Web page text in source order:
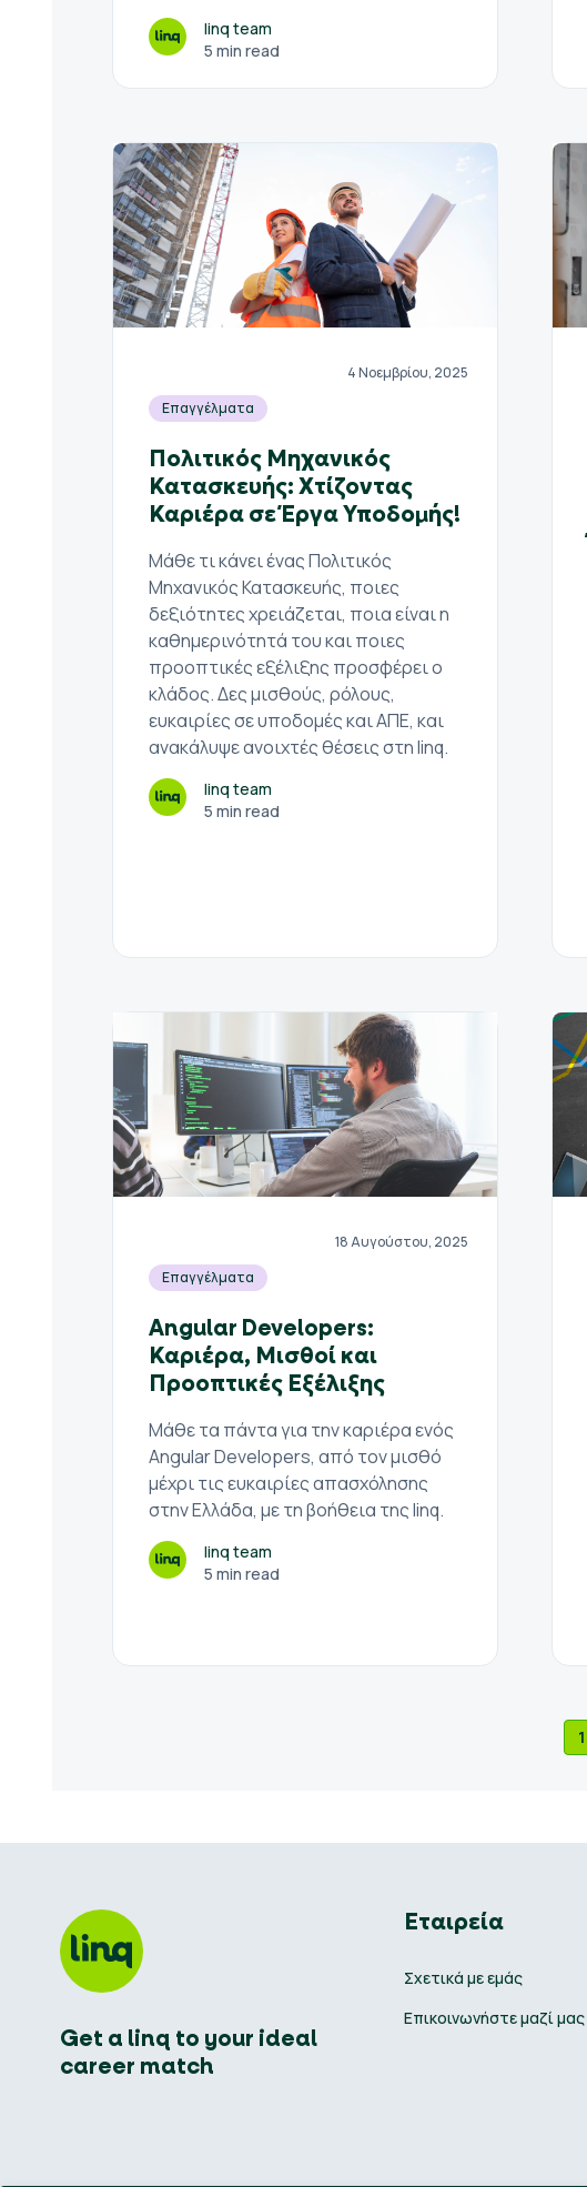
linq team
5 min read
4 Νοεμβρίου, 2025
Επαγγέλματα
Πολιτικός Μηχανικός
Κατασκευής: Χτίζοντας
Καριέρα σε Έργα Υποδομής!
Μάθε τι κάνει ένας Πολιτικός
Μηχανικός Κατασκευής, ποιες
δεξιότητες χρειάζεται, ποια είναι η
καθημερινότητά του και ποιες
προοπτικές εξέλιξης προσφέρει ο
κλάδος. Δες μισθούς, ρόλους,
ευκαιρίες σε υποδομές και ΑΠΕ, και
ανακάλυψε ανοιχτές θέσεις στη linq.
linq team
5 min read
18 Αυγούστου, 2025
Επαγγέλματα
Angular Developers:
Καριέρα, Μισθοί και
Προοπτικές Εξέλιξης
Μάθε τα πάντα για την καριέρα ενός
Angular Developers, από τον μισθό
μέχρι τις ευκαιρίες απασχόλησης
στην Ελλάδα, με τη βοήθεια της linq.
linq team
5 min read
1
Get a linq to your ideal
career match
Εταιρεία
Σχετικά με εμάς
Επικοινωνήστε μαζί μας